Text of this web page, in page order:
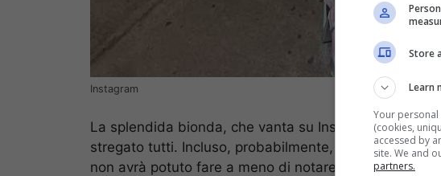
Instagram
La splendida bionda, che vanta su Instagram un
stregato tutti. Incluso, probabilmente, lo stessoNadal
non avrà potuto fare a meno di notare la bellezza di
Store
Learn
Your
(cookies,
accessed by
site. We and
partners.